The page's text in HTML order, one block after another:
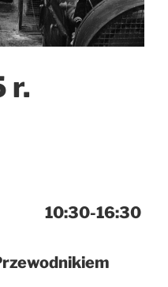
r.
10:30-16:30